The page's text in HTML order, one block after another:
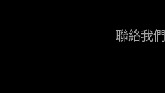
聯絡我們